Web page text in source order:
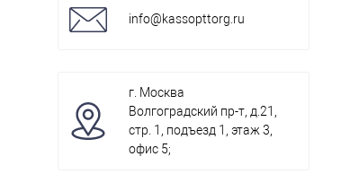
info@kassopttorg.ru
г. Москва
Волгоградский пр-т, д.21,
стр. 1, подъезд 1, этаж 3,
офис 5;